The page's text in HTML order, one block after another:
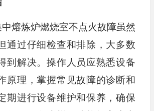
熔炼炉燃烧室不点火故障虽然
通过仔细检查和排除，大多数
到解决。操作人员应熟悉设备
原理，掌握常见故障的诊断和
期进行设备维护和保养，确保